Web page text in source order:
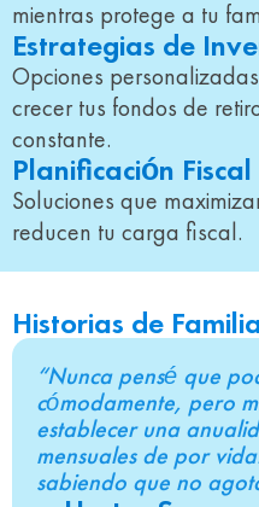
mientras protege a tu
Estrategias de
Opciones
crecer tus fondos de
constante.
Planificación
Soluciones que
reducen tu carga fiscal.
Historias de
“Nunca pensé que
cómodamente, pero
establecer una
mensuales de por
sabiendo que no